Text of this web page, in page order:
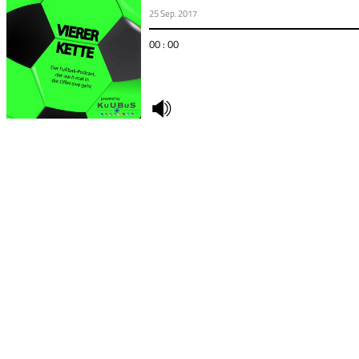
25 Sep. 2017
00 : 00